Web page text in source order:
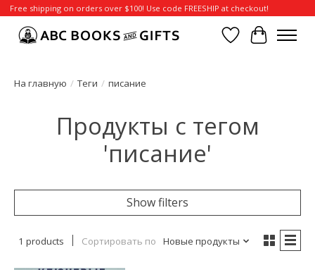
Free shipping on orders over $100! Use code FREESHIP at checkout!
Отложенные
Корзина
На главную / Теги / писание
Продукты с тегом
'писание'
Show filters
1 products Сортировать по Новые продукты